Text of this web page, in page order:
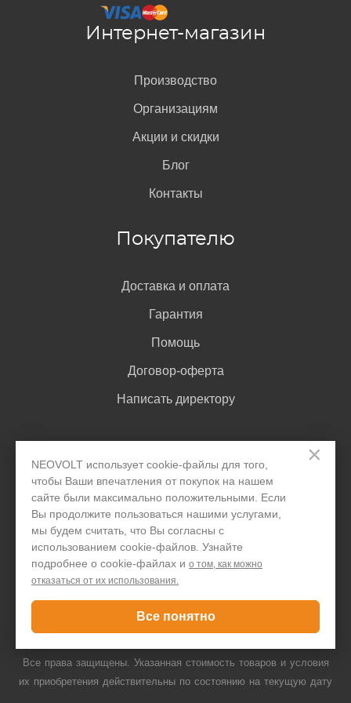
×
NEOVOLT использует cookie-файлы для того,
чтобы Ваши впечатления от покупок на нашем
сайте были максимально положительными. Если
Вы продолжите пользоваться нашими услугами,
мы будем считать, что Вы согласны с
использованием cookie-файлов. Узнайте
подробнее о cookie-файлах и о том, как можно
отказаться от их использования.
Все понятно
Интернет-магазин
Производство
Организациям
Акции и скидки
Блог
Контакты
Покупателю
Доставка и оплата
Гарантия
Помощь
Договор-оферта
Написать директору
Задать вопрос
+7 495 646 1257
Только для юридических лиц
Все права защищены. Указанная стоимость товаров и условия
их приобретения действительны по состоянию на текущую дату